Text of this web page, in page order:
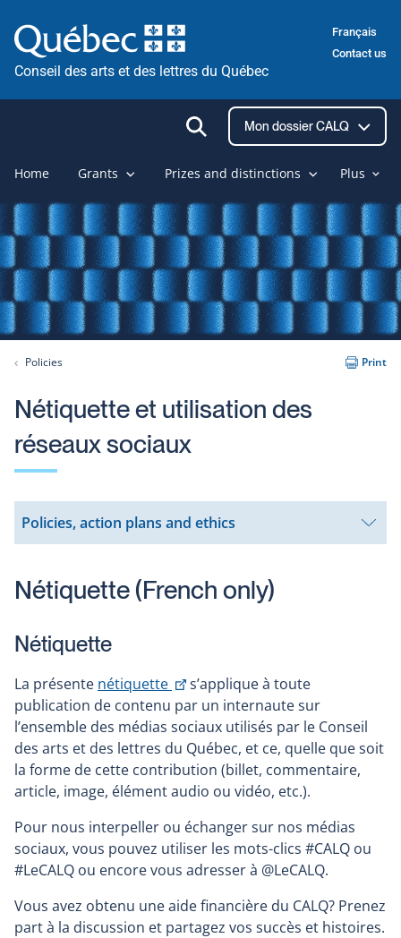
to
content
Conseil des arts et des lettres du Québec
Français
Contact us
Ouvrir
la
recherche
Mon dossier CALQ
Home Grants Prizes and distinctions Plus
Policies Print
Nétiquette et utilisation des
réseaux sociaux
Policies, action plans and ethics
Open
submenu
Nétiquette (French only)
Nétiquette
La présente nétiquette
This
link
will
open
in
a
window
s’applique à toute
publication de contenu par un internaute sur
l’ensemble des médias sociaux utilisés par le Conseil
des arts et des lettres du Québec, et ce, quelle que soit
la forme de cette contribution (billet, commentaire,
article, image, élément audio ou vidéo, etc.).
Pour nous interpeller ou échanger sur nos médias
sociaux, vous pouvez utiliser les mots-clics #CALQ ou
#LeCALQ ou encore vous adresser à @LeCALQ.
Vous avez obtenu une aide financière du CALQ? Prenez
part à la discussion et partagez vos succès et histoires.